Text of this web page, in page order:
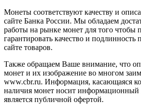
Монеты соответствуют качеству и
сайте Банка России. Мы обладаем
работы на рынке монет для того чтобы
гарантировать качество и
сайте товаров.
Также обращаем Ваше внимание, что
монет и их изображение во многом
www.cbr.ru. Информация, касающаяся
наличия монет носит информационный
является публичной офертой.